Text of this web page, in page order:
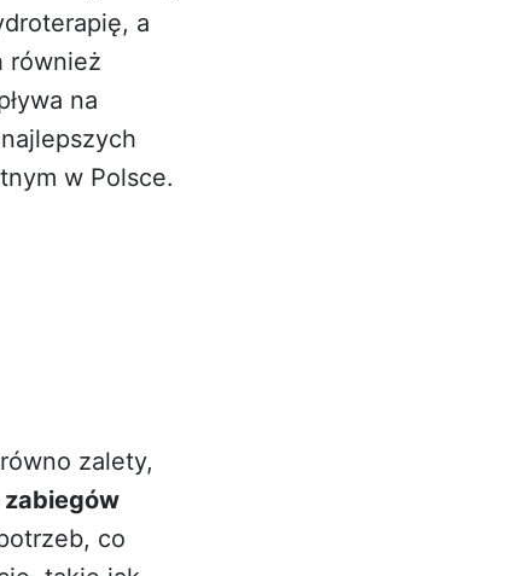
a
również
na
w Polsce.
zalety,
zabiegów
co